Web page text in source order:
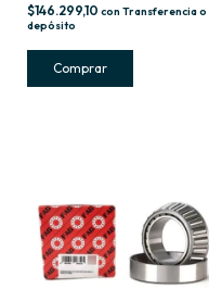
$146.299,10 con Transferencia o
depósito